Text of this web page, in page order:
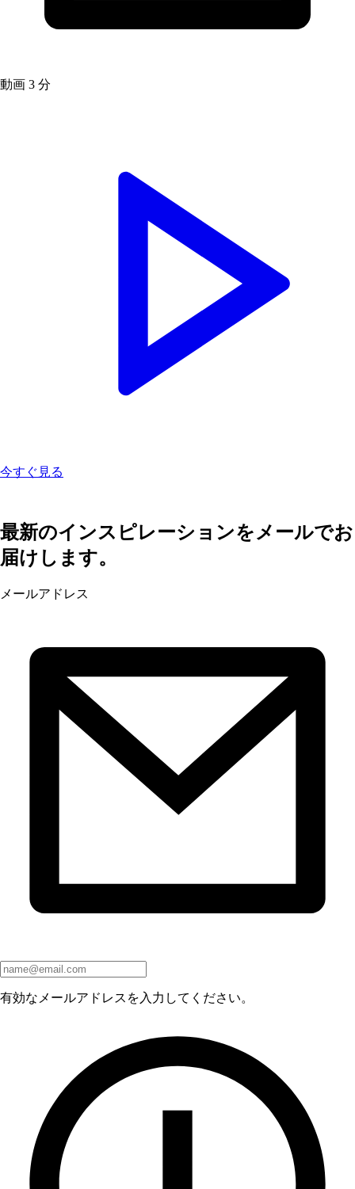
動画 3 分
今すぐ見る
最新のインスピレーションをメールでお
届けします。
メールアドレス
有効なメールアドレスを入力してください。